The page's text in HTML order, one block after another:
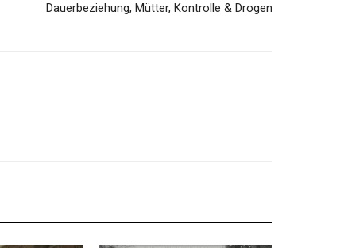
Dauerbeziehung, Mütter, Kontrolle & Drogen